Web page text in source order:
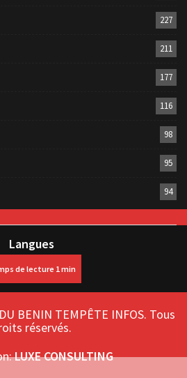
227
211
177
116
98
95
94
Langues
BENIN TEMPÊTE INFOS. Tous
réservés.
LUXE CONSULTING